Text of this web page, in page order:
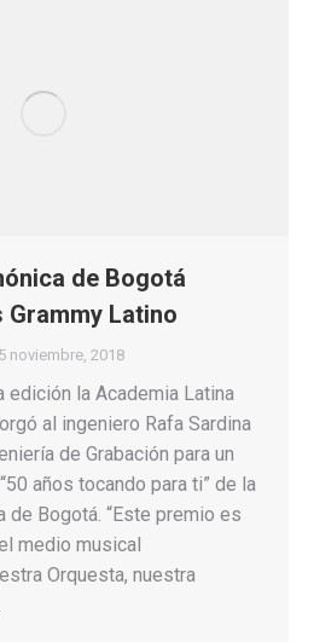
de Bogotá
Grammy Latino
noviembre, 2018
edición la Academia Latina
al ingeniero Rafa Sardina
de Grabación para un
años tocando para ti” de la
de Bogotá. “Este premio es
medio musical
Orquesta, nuestra